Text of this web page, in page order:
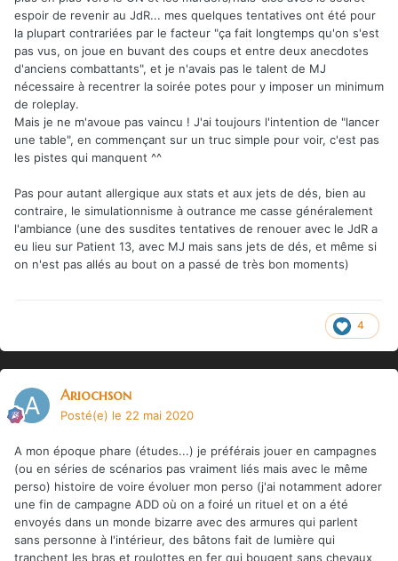
espoir de revenir au JdR... mes quelques tentatives ont été pour
la plupart contrariées par le facteur "ça fait longtemps qu'on s'est
pas vus, on joue en buvant des coups et entre deux anecdotes
d'anciens combattants", et je n'avais pas le talent de MJ
nécessaire à recentrer la soirée potes pour y imposer un minimum
de roleplay.
Mais je ne m'avoue pas vaincu ! J'ai toujours l'intention de "lancer
une table", en commençant sur un truc simple pour voir, c'est pas
les pistes qui manquent ^^
Pas pour autant allergique aux stats et aux jets de dés, bien au
contraire, le simulationnisme à outrance me casse généralement
l'ambiance (une des susdites tentatives de renouer avec le JdR a
eu lieu sur Patient 13, avec MJ mais sans jets de dés, et même si
on n'est pas allés au bout on a passé de très bon moments)
4
Ariochson
Posté(e) le 22 mai 2020
A mon époque phare (études...) je préférais jouer en campagnes
(ou en séries de scénarios pas vraiment liés mais avec le même
perso) histoire de voire évoluer mon perso (j'ai notamment adorer
une fin de campagne ADD où on a foiré un rituel et on a été
envoyés dans un monde bizarre avec des armures qui parlent
sans personne à l'intérieur, des bâtons fait de lumière qui
tranchent les bras et roulottes en fer qui bougent sans chevaux